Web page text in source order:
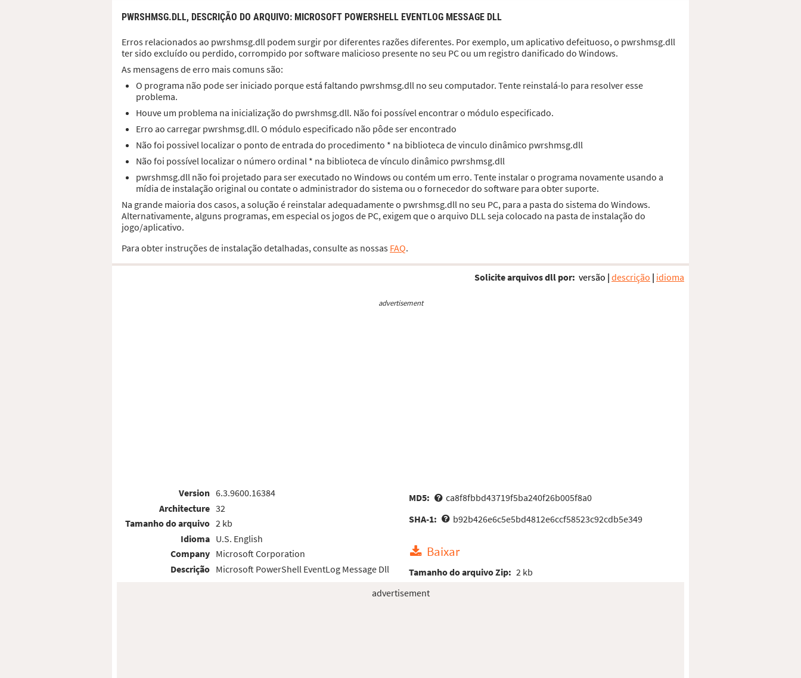
PWRSHMSG.DLL, DESCRIÇÃO DO ARQUIVO: MICROSOFT POWERSHELL EVENTLOG MESSAGE DLL
Erros relacionados ao pwrshmsg.dll podem surgir por diferentes razões diferentes. Por exemplo, um aplicativo defeituoso, o pwrshmsg.dll
ter sido excluído ou perdido, corrompido por software malicioso presente no seu PC ou um registro danificado do Windows.
As mensagens de erro mais comuns são:
O programa não pode ser iniciado porque está faltando pwrshmsg.dll no seu computador. Tente reinstalá-lo para resolver esse
problema.
Houve um problema na inicialização do pwrshmsg.dll. Não foi possível encontrar o módulo especificado.
Erro ao carregar pwrshmsg.dll. O módulo especificado não pôde ser encontrado
Não foi possivel localizar o ponto de entrada do procedimento * na biblioteca de vinculo dinâmico pwrshmsg.dll
Não foi possível localizar o número ordinal * na biblioteca de vínculo dinâmico pwrshmsg.dll
pwrshmsg.dll não foi projetado para ser executado no Windows ou contém um erro. Tente instalar o programa novamente usando a
mídia de instalação original ou contate o administrador do sistema ou o fornecedor do software para obter suporte.
Na grande maioria dos casos, a solução é reinstalar adequadamente o pwrshmsg.dll no seu PC, para a pasta do sistema do Windows.
Alternativamente, alguns programas, em especial os jogos de PC, exigem que o arquivo DLL seja colocado na pasta de instalação do
jogo/aplicativo.
Para obter instruções de instalação detalhadas, consulte as nossas FAQ.
Solicite arquivos dll por: versão | descrição | idioma
advertisement
Version
Architecture
Tamanho do arquivo
Idioma
Company
Descrição
6.3.9600.16384
32
2 kb
U.S. English
Microsoft Corporation
Microsoft PowerShell EventLog Message Dll
MD5:
ca8f8fbbd43719f5ba240f26b005f8a0
SHA-1:
b92b426e6c5e5bd4812e6ccf58523c92cdb5e349
Baixar
Tamanho do arquivo Zip: 2 kb
advertisement